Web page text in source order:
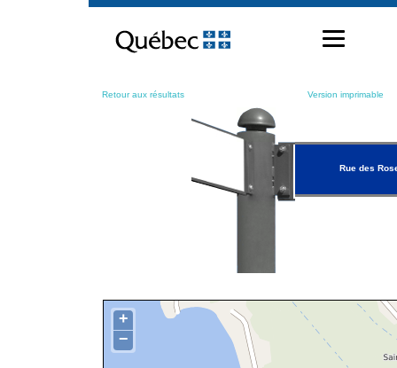
contenu
Retour aux résultats Version imprimable
Rue des
+
−